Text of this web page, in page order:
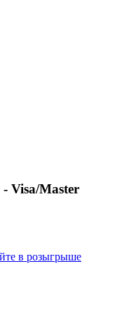
Visa/Master
в розыгрыше